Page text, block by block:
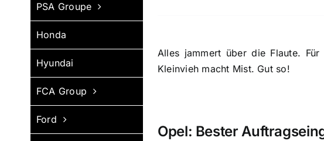
PSA Groupe
Honda
Hyundai
FCA Group
Ford
Alles jammert über die Flaute.
Kleinvieh macht Mist. Gut so!
Opel: Bester